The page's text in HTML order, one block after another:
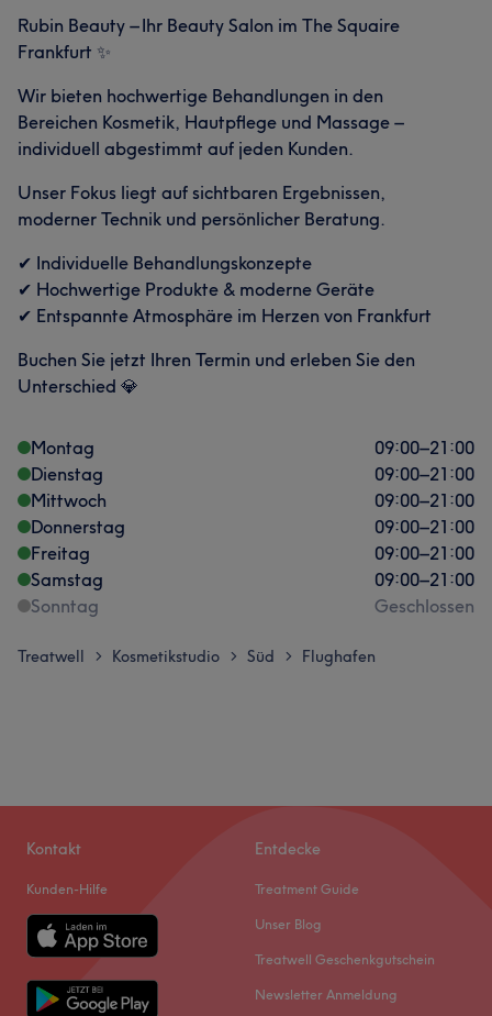
Rubin Beauty – Ihr Beauty Salon im The Squaire
Frankfurt ✨
Wir bieten hochwertige Behandlungen in den
Bereichen Kosmetik, Hautpflege und Massage –
individuell abgestimmt auf jeden Kunden.
Unser Fokus liegt auf sichtbaren Ergebnissen,
moderner Technik und persönlicher Beratung.
✔ Individuelle Behandlungskonzepte
✔ Hochwertige Produkte & moderne Geräte
✔ Entspannte Atmosphäre im Herzen von Frankfurt
Buchen Sie jetzt Ihren Termin und erleben Sie den
Unterschied 💎
Montag 09:00–21:00
Dienstag
09:00–21:00
Mittwoch
09:00–21:00
Donnerstag
09:00–21:00
Freitag
09:00–21:00
Samstag
09:00–21:00
Sonntag
Geschlossen
Treatwell > Kosmetikstudio > Süd > Flughafen
Kontakt
Kunden-Hilfe
Entdecke
Treatment Guide
Unser Blog
Treatwell Geschenkgutschein
Newsletter Anmeldung